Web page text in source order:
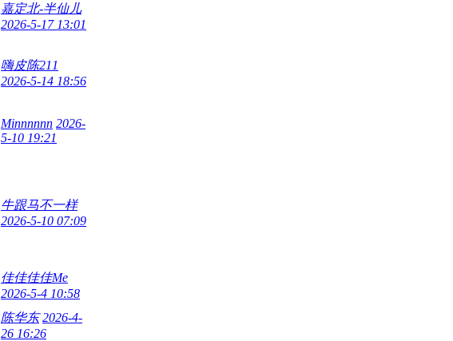
嘉定北-半仙儿
2026-5-17 13:01
嗨皮陈211
2026-5-14 18:56
Minnnnnn 2026-
5-10 19:21
牛跟马不一样
2026-5-10 07:09
佳佳佳佳Me
2026-5-4 10:58
陈华东 2026-4-
26 16:26